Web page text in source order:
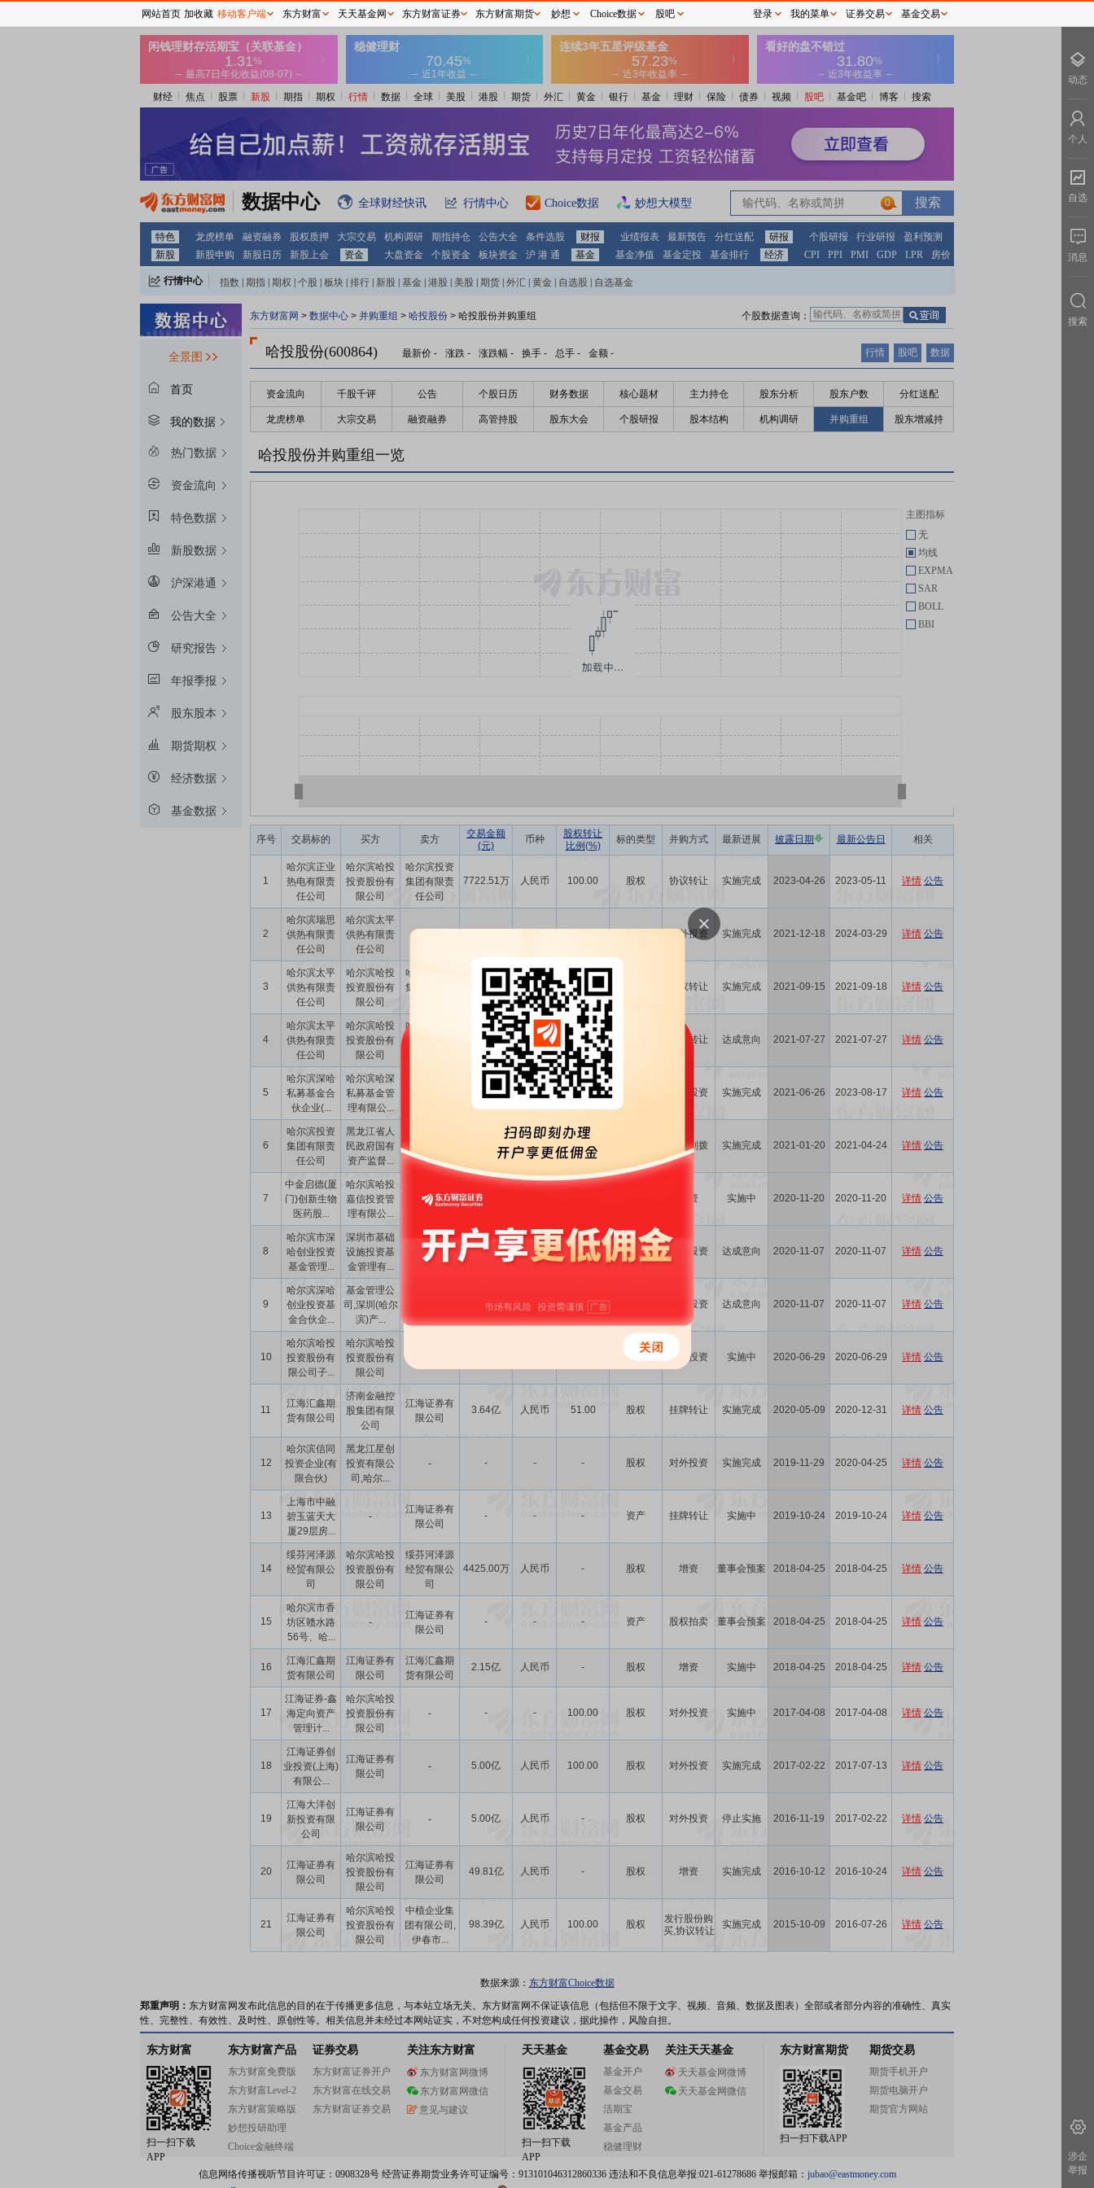
财经 焦点 股票 新股 期指 期权 行情 数据 全球 美股 港股 期货 外汇 黄金 银行 基金 理财 保险 债券 视频 股吧 基金吧 博客 搜索
数据中心 全球财经快讯 行情中心 Choice数据 妙想大模型 0
特色 龙虎榜单 融资融券 股权质押 大宗交易 机构调研 期指持仓 公告大全 条件选股 财报 业绩报表 最新预告 分红送配 研报 个股研报 行业研报
盈利预测
新股
新股申购 新股日历 新股上会 资金 大盘资金 个股资金 板块资金 沪 港 通 基金 基金净值 基金定投 基金排行 经济 CPI PPI PMI GDP LPR 房价
行情中心 指数 期指 期权 个股 板块 排行 新股 基金 港股 美股 期货 外汇 黄金 自选股 自选基金
全景图
首页
我的数据
热门数据
资金流向
特色数据
新股数据
沪深港通
公告大全
研究报告
年报季报
股东股本
期货期权
经济数据
基金数据
东方财富网 > 数据中心 > 并购重组 > 哈投股份 > 哈投股份并购重组 个股数据查询：
哈投股份(600864) 最新价 - 涨跌 - 涨跌幅 - 换手 - 总手 - 金额 - 行情 股吧 数据
资金流向 千股千评 公告 个股日历 财务数据 核心题材 主力持仓 股东分析 股东户数 分红送配
龙虎榜单 大宗交易 融资融券 高管持股 股东大会 个股研报 股本结构 机构调研 并购重组 股东增减持
哈投股份并购重组一览
主图指标
无
均线
EXPMA
SAR
BOLL
BBI
序号 交易标的 买方 卖方
交易金额
(元)
币种
股权转让
比例(%)
标的类型 并购方式 最新进展 披露日期 最新公告日 相关
1
哈尔滨正业
热电有限责
任公司
哈尔滨哈投
投资股份有
限公司
哈尔滨投资
集团有限责
任公司
7722.51万 人民币 100.00 股权 协议转让 实施完成 2023-04-26 2023-05-11 详情 公告
2
哈尔滨瑞思
供热有限责
任公司
哈尔滨太平
供热有限责
任公司
对外投资 实施完成 2021-12-18 2024-03-29 详情 公告
3
哈尔滨太平
供热有限责
任公司
哈尔滨哈投
投资股份有
限公司
哈尔滨投资
集团有限责
2.07亿 人民币 100.00 协议转让 实施完成 2021-09-15 2021-09-18 详情 公告
4
哈尔滨太平
供热有限责
任公司
哈尔滨哈投
投资股份有
限公司
哈尔滨投资
- 100.00 协议转让 达成意向 2021-07-27 2021-07-27 详情 公告
5
哈尔滨深哈
私募基金合
伙企业(...
哈尔滨哈深
私募基金管
理有限公...
10.00亿 人民币 - 对外投资 实施完成 2021-06-26 2023-08-17 详情 公告
6
哈尔滨投资
集团有限责
任公司
黑龙江省人
民政府国有
资产监督...
民政府国有
资产监督...
- 10.00 行政划拨 实施完成 2021-01-20 2021-04-24 详情 公告
7
中金启德(厦
门)创新生物
医药股...
哈尔滨哈投
嘉信投资管
理有限公...
门)创新生物
5000.00万 增资 实施中 2020-11-20 2020-11-20 详情 公告
8
哈尔滨市深
哈创业投资
基金管理...
深圳市基础
设施投资基
金管理有...
- 1000.00万 人民币 - 股权 对外投资 达成意向 2020-11-07 2020-11-07 详情 公告
9
哈尔滨深哈
创业投资基
金合伙企...
基金管理公
司,深圳(哈尔
滨)产...
10.00亿 人民币 - 对外投资 达成意向 2020-11-07 2020-11-07 详情 公告
10
哈尔滨哈投
投资股份有
限公司子...
哈尔滨哈投
投资股份有
限公司
股权 对外投资 实施中 2020-06-29 2020-06-29 详情 公告
11
江海汇鑫期
货有限公司
济南金融控
股集团有限
公司
江海证券有
限公司
3.64亿 人民币 51.00 股权 挂牌转让 实施完成 2020-05-09 2020-12-31 详情 公告
12
哈尔滨信同
投资企业(有
限合伙)
黑龙江星创
投资有限公
司,哈尔...
- - - - 股权 对外投资 实施完成 2019-11-29 2020-04-25 详情 公告
13
上海市中融
碧玉蓝天大
厦29层房...
-
江海证券有
限公司
- - - 资产 挂牌转让 实施中 2019-10-24 2019-10-24 详情 公告
14
绥芬河泽源
经贸有限公
司
哈尔滨哈投
投资股份有
限公司
绥芬河泽源
经贸有限公
司
4425.00万 人民币 - 股权 增资 董事会预案 2018-04-25 2018-04-25 详情 公告
15
哈尔滨市香
坊区赣水路
56号、哈...
-
江海证券有
限公司
- - - 资产 股权拍卖 董事会预案 2018-04-25 2018-04-25 详情 公告
16
江海汇鑫期
货有限公司
江海证券有
限公司
江海汇鑫期
货有限公司
2.15亿 人民币 - 股权 增资 实施中 2018-04-25 2018-04-25 详情 公告
17
江海证券-鑫
海定向资产
管理计...
哈尔滨哈投
投资股份有
限公司
- - - 100.00 股权 对外投资 实施中 2017-04-08 2017-04-08 详情 公告
18
江海证券创
业投资(上海)
有限公...
江海证券有
限公司
- 5.00亿 人民币 100.00 股权 对外投资 实施完成 2017-02-22 2017-07-13 详情 公告
19
江海大洋创
新投资有限
公司
江海证券有
限公司
- 5.00亿 人民币 - 股权 对外投资 停止实施 2016-11-19 2017-02-22 详情 公告
20
江海证券有
限公司
哈尔滨哈投
投资股份有
限公司
江海证券有
限公司
49.81亿 人民币 - 股权 增资 实施完成 2016-10-12 2016-10-24 详情 公告
21
江海证券有
限公司
哈尔滨哈投
投资股份有
限公司
中植企业集
团有限公司,
伊春市...
98.39亿 人民币 100.00 股权
发行股份购
买,协议转让
实施完成 2015-10-09 2016-07-26 详情 公告
数据来源： 东方财富Choice数据
郑重声明： 东方财富网发布此信息的目的在于传播更多信息，与本站立场无关。东方财富网不保证该信息（包括但不限于文字、视频、音频、数据及图表）全部或者部分内容的准确性、真实
性、完整性、有效性、及时性、原创性等。相关信息并未经过本网站证实，不对您构成任何投资建议，据此操作，风险自担。
东方财富
扫一扫下载
APP
东方财富产品
东方财富免费版
东方财富Level-2
东方财富策略版
妙想投研助理
Choice金融终端
证券交易
东方财富证券开户
东方财富在线交易
东方财富证券交易
关注东方财富
东方财富网微博
东方财富网微信
意见与建议
天天基金
扫一扫下载
APP
基金交易
基金开户
基金交易
活期宝
基金产品
稳健理财
关注天天基金
天天基金网微博
天天基金网微信
东方财富期货
扫一扫下载APP
期货交易
期货手机开户
期货电脑开户
期货官方网站
信息网络传播视听节目许可证：0908328号 经营证券期货业务许可证编号：913101046312860336 违法和不良信息举报:021-61278686 举报邮箱： jubao@eastmoney.com
网站首页 加收藏 移动客户端 东方财富 天天基金网 东方财富证券 东方财富期货 妙想 Choice数据 股吧 登录 我的菜单 证券交易 基金交易
动态
个人
自选
消息
搜索
涉企
举报